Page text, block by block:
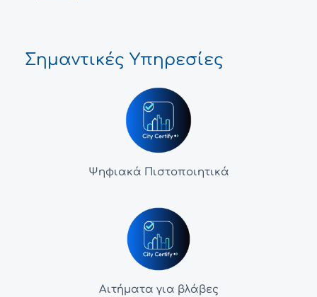
Σημαντικές Υπηρεσίες
Ψηφιακά Πιστοποιητικά
Αιτήματα για βλάβες